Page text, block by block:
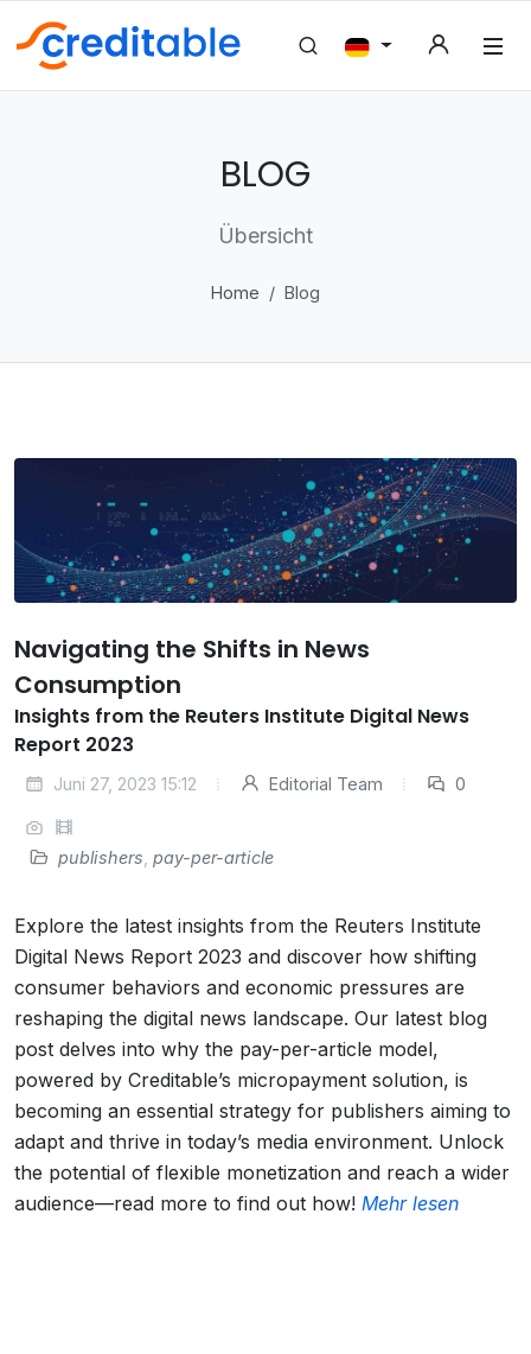
BLOG
Übersicht
Home Blog
Navigating the Shifts in News
Consumption
Insights from the Reuters Institute Digital News
Report 2023
Juni 27, 2023 15:12 Editorial Team 0
publishers pay-per-article
Explore the latest insights from the Reuters Institute
Digital News Report 2023 and discover how shifting
consumer behaviors and economic pressures are
reshaping the digital news landscape. Our latest blog
post delves into why the pay-per-article model,
powered by Creditable’s micropayment solution, is
becoming an essential strategy for publishers aiming to
adapt and thrive in today’s media environment. Unlock
the potential of flexible monetization and reach a wider
audience—read more to find out how! Mehr lesen